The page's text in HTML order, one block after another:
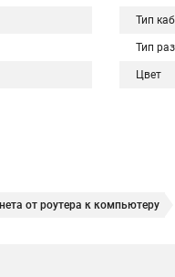
Тип
Тип
Цвет
от роутера к компьютеру